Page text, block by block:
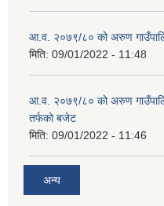
आ.व. २०७९/८० को अरुण
मिति: 09/01/2022 - 11:48
आ.व. २०७९/८० को अरुण
तर्फको बजेट
मिति: 09/01/2022 - 11:46
अन्य